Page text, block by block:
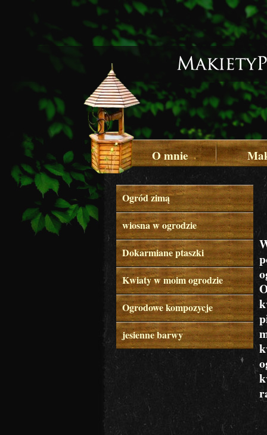
O mnie
Ogród zimą
wiosna w ogrodzie
Dokarmiane ptaszki
Kwiaty w moim ogrodzie
Ogrodowe kompozycje
jesienne barwy